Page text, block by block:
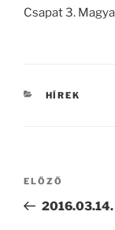
Csapat 3.
KATEGÓRIÁK
HÍREK
Bejegyzés
Korábbi
bejegyzés
ELŐZŐ
2016.03.14.